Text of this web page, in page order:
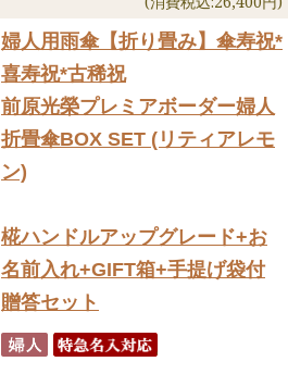
婦人用雨傘【折り畳み】 傘寿祝*
喜寿祝*古稀祝
前原光榮プレミアボーダー婦人
折畳傘BOX SET (リティアレモ
ン)
椛ハンドルアップグレード+お
名前入れ+GIFT箱+手提げ袋付
贈答セット